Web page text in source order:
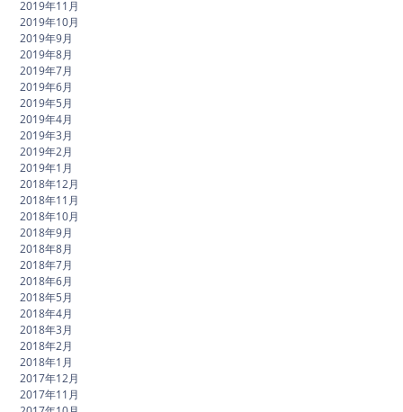
2019年11月
2019年10月
2019年9月
2019年8月
2019年7月
2019年6月
2019年5月
2019年4月
2019年3月
2019年2月
2019年1月
2018年12月
2018年11月
2018年10月
2018年9月
2018年8月
2018年7月
2018年6月
2018年5月
2018年4月
2018年3月
2018年2月
2018年1月
2017年12月
2017年11月